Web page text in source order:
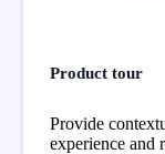
Product tour
Provide
experience and